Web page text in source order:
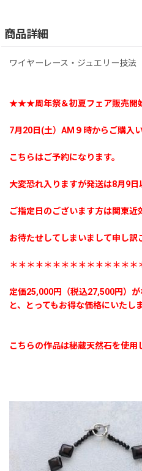
商品詳細
ワイヤーレース・ジュエリー技
★★★周年祭＆初夏フェア販売
7月20日(土）AM９時からご購入い
こちらはご予約になります。
大変恐れ入りますが発送は8月9日
ご指定日のございます方は関東近
お待たせしてしまいまして申し訳
＊＊＊＊＊＊＊＊＊＊＊＊＊＊
定価25,000円（税込27,500円）
と、とってもお得な価格にいたし
こちらの作品は秘蔵天然石を使用